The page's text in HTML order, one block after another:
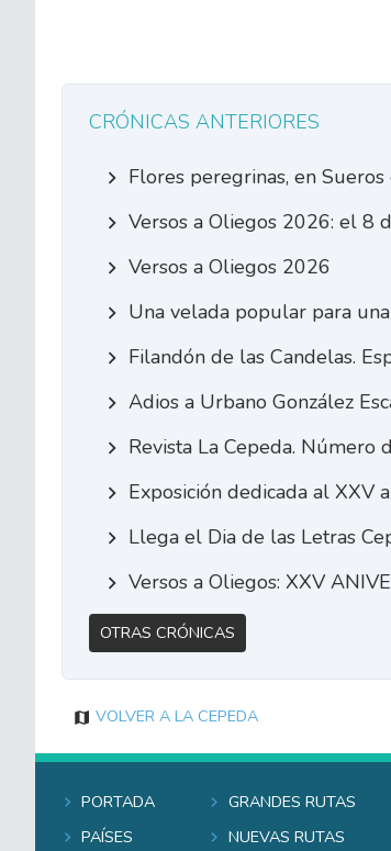
CRÓNICAS ANTERIORES
Flores peregrinas, en Sueros
Versos a Oliegos 2026: el 8
Versos a Oliegos 2026
Una velada popular para
Filandón de las Candelas.
Adios a Urbano González
Revista La Cepeda. Número
Exposición dedicada al XXV
Llega el Dia de las Letras
Versos a Oliegos: XXV
Otras Crónicas
Volver a La Cepeda
Portada
Países
Grandes rutas
Nuevas rutas